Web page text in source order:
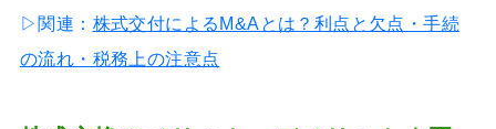
▷関連： 株式交付によるM&Aとは？利点と欠点・手続
の流れ・税務上の注意点